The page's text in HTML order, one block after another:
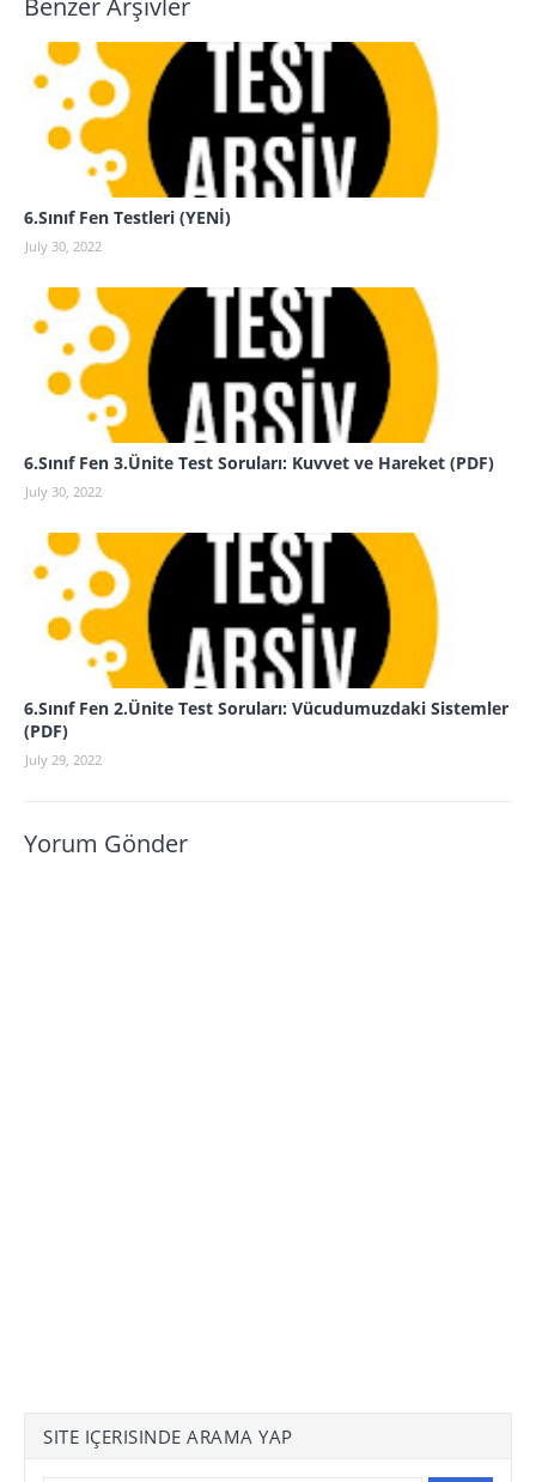
Benzer Arşivler
6.Sınıf Fen Testleri (YENİ)
July 30, 2022
6.Sınıf Fen 3.Ünite Test Soruları: Kuvvet ve Hareket (PDF)
July 30, 2022
6.Sınıf Fen 2.Ünite Test Soruları: Vücudumuzdaki Sistemler
(PDF)
July 29, 2022
Yorum Gönder
SITE IÇERISINDE ARAMA YAP